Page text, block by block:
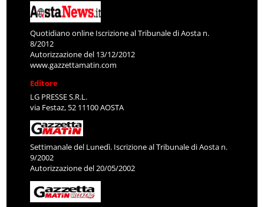
Quotidiano online Iscrizione al Tribunale di Aosta n.
8/2012
Autorizzazione del 13/12/2012
www.gazzettamatin.com
Editore
LG PRESSE S.R.L.
via Festaz, 52 11100 AOSTA
Settimanale del Lunedì. Iscrizione al Tribunale di Aosta n.
9/2002
Autorizzazione del 20/05/2002